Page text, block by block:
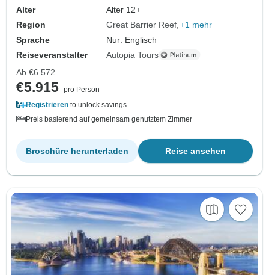
Alter
Alter 12+
Region
Great Barrier Reef +1 mehr
Sprache
Nur: Englisch
Reiseveranstalter
Autopia Tours
Ab €6.572
€5.915 pro Person
Registrieren to unlock savings
Preis basierend auf gemeinsam genutztem Zimmer
Reise ansehen
Broschüre herunterladen